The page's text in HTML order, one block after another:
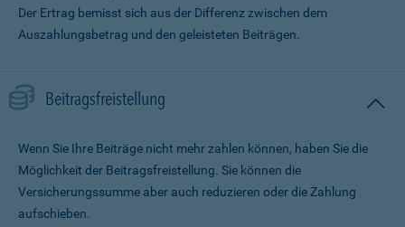
Der Ertrag bemisst sich aus der Differenz zwischen dem
Auszahlungsbetrag und den geleisteten Beiträgen.
Beitragsfreistellung
Wenn Sie Ihre Beiträge nicht mehr zahlen können, haben Sie die
Möglichkeit der Beitragsfreistellung. Sie können die
Versicherungssumme aber auch reduzieren oder die Zahlung
aufschieben.